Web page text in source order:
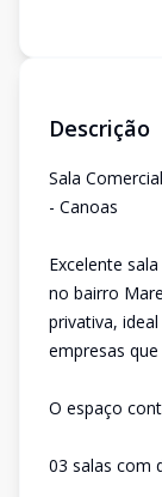
Descrição
Sala
- Canoas
Excelente
no bairro
privativa,
empresas
O espaço
03 salas com